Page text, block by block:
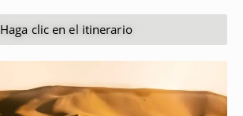
Haga clic en el itinerario